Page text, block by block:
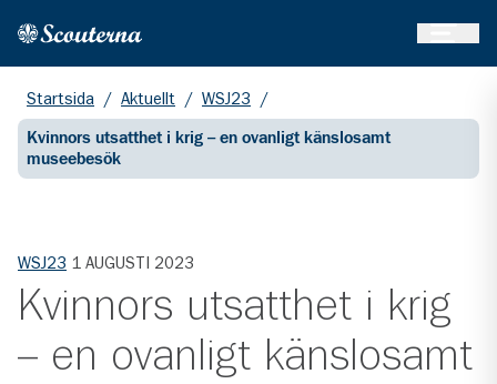
Hem
Startsida / Aktuellt / WSJ23 /
Kvinnors utsatthet i krig – en ovanligt känslosamt
museebesök
WSJ23 1 AUGUSTI 2023
Kvinnors utsatthet i krig
– en ovanligt känslosamt